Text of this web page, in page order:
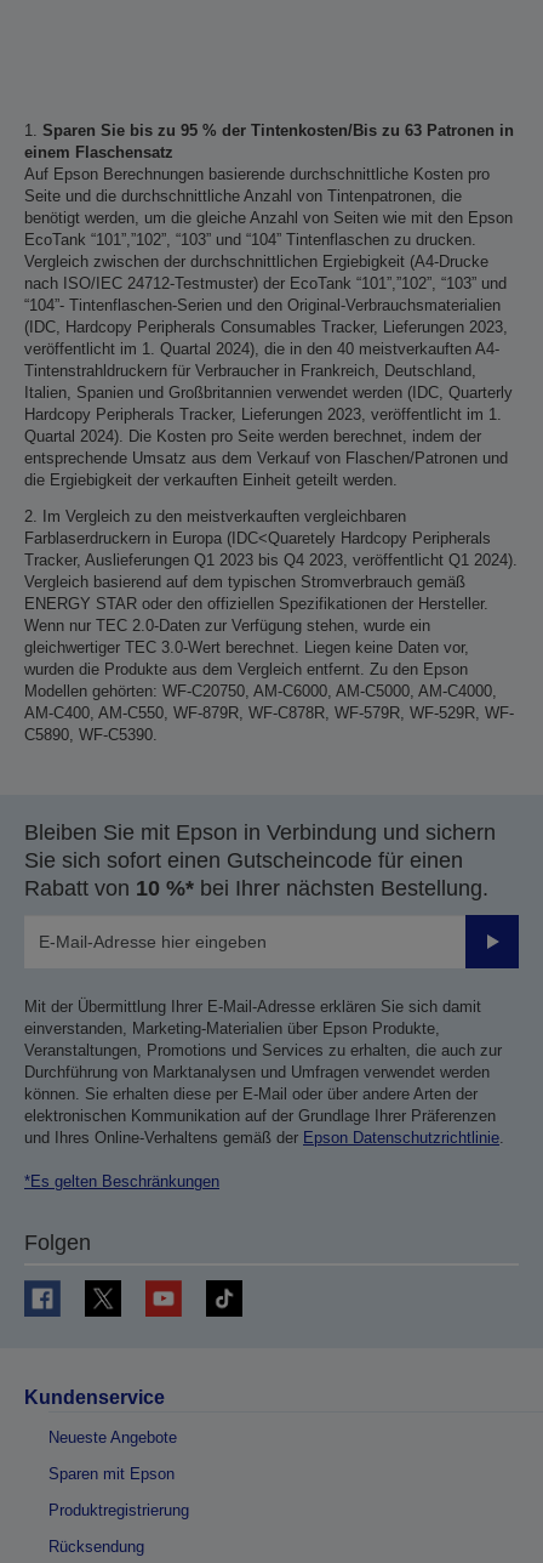
1. Sparen Sie bis zu 95 % der Tintenkosten/Bis zu 63 Patronen in
einem Flaschensatz
Auf Epson Berechnungen basierende durchschnittliche Kosten pro
Seite und die durchschnittliche Anzahl von Tintenpatronen, die
benötigt werden, um die gleiche Anzahl von Seiten wie mit den Epson
EcoTank “101”,”102”, “103” und “104” Tintenflaschen zu drucken.
Vergleich zwischen der durchschnittlichen Ergiebigkeit (A4-Drucke
nach ISO/IEC 24712-Testmuster) der EcoTank “101”,”102”, “103” und
“104”- Tintenflaschen-Serien und den Original-Verbrauchsmaterialien
(IDC, Hardcopy Peripherals Consumables Tracker, Lieferungen 2023,
veröffentlicht im 1. Quartal 2024), die in den 40 meistverkauften A4-
Tintenstrahldruckern für Verbraucher in Frankreich, Deutschland,
Italien, Spanien und Großbritannien verwendet werden (IDC, Quarterly
Hardcopy Peripherals Tracker, Lieferungen 2023, veröffentlicht im 1.
Quartal 2024). Die Kosten pro Seite werden berechnet, indem der
entsprechende Umsatz aus dem Verkauf von Flaschen/Patronen und
die Ergiebigkeit der verkauften Einheit geteilt werden.
2. Im Vergleich zu den meistverkauften vergleichbaren
Farblaserdruckern in Europa (IDC<Quaretely Hardcopy Peripherals
Tracker, Auslieferungen Q1 2023 bis Q4 2023, veröffentlicht Q1 2024).
Vergleich basierend auf dem typischen Stromverbrauch gemäß
ENERGY STAR oder den offiziellen Spezifikationen der Hersteller.
Wenn nur TEC 2.0-Daten zur Verfügung stehen, wurde ein
gleichwertiger TEC 3.0-Wert berechnet. Liegen keine Daten vor,
wurden die Produkte aus dem Vergleich entfernt. Zu den Epson
Modellen gehörten: WF-C20750, AM-C6000, AM-C5000, AM-C4000,
AM-C400, AM-C550, WF-879R, WF-C878R, WF-579R, WF-529R, WF-
C5890, WF-C5390.
Bleiben Sie mit Epson in Verbindung und sichern
Sie sich sofort einen Gutscheincode für einen
Rabatt von 10 %* bei Ihrer nächsten Bestellung.
Mit der Übermittlung Ihrer E-Mail-Adresse erklären Sie sich damit
einverstanden, Marketing-Materialien über Epson Produkte,
Veranstaltungen, Promotions und Services zu erhalten, die auch zur
Durchführung von Marktanalysen und Umfragen verwendet werden
können. Sie erhalten diese per E-Mail oder über andere Arten der
elektronischen Kommunikation auf der Grundlage Ihrer Präferenzen
und Ihres Online-Verhaltens gemäß der Epson Datenschutzrichtlinie.
*Es gelten Beschränkungen
Folgen
Kundenservice
Neueste Angebote
Sparen mit Epson
Produktregistrierung
Rücksendung